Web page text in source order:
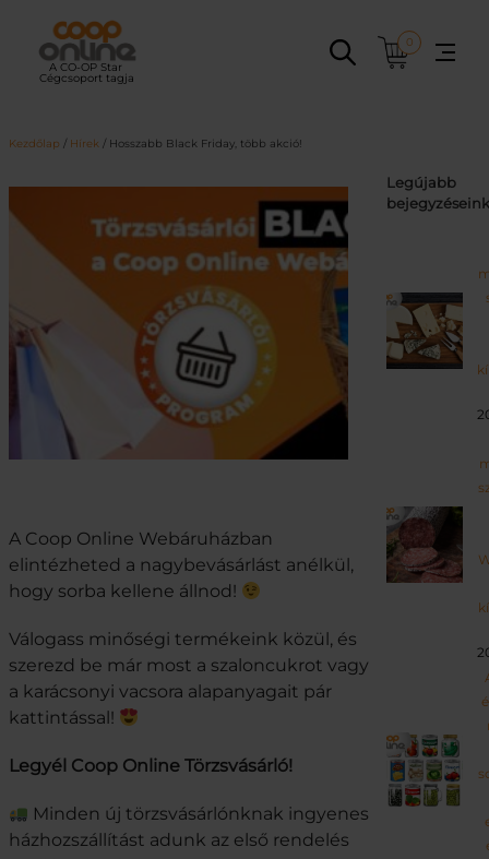
tartalomhoz
0
Kezdőlap / Hírek / Hosszabb Black Friday, több akció!
A Coop Online Webáruházban
elintézheted a nagybevásárlást anélkül,
hogy sorba kellene állnod!
Válogass minőségi termékeink közül , és
szerezd be már most a szaloncukrot vagy
a karácsonyi vacsora alapanyagait pár
kattintással!
Legyél Coop Online Törzsvásárló!
Minden új törzsvásárlónknak ingyenes
házhozszállítást adunk az első rendelés
Legújabb
bejegyzéseink